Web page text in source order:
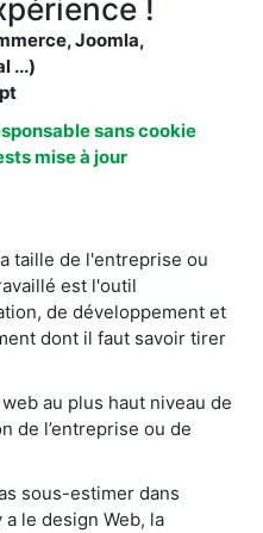
!
Joomla,
...)
sans cookie
mise à jour
taille de l'entreprise ou
est l'outil
de développement et
dont il faut savoir tirer
au plus haut niveau de
de l’entreprise ou de
sous-estimer dans
le design Web, la